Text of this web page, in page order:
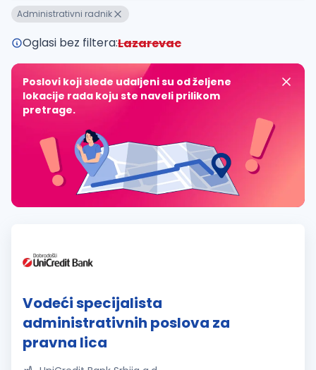
Administrativni radnik
Oglasi bez filtera:Lazarevac
Poslovi koji slede udaljeni su od željene
lokacije rada koju ste naveli prilikom
pretrage.
Vodeći specijalista
administrativnih poslova za
pravna lica